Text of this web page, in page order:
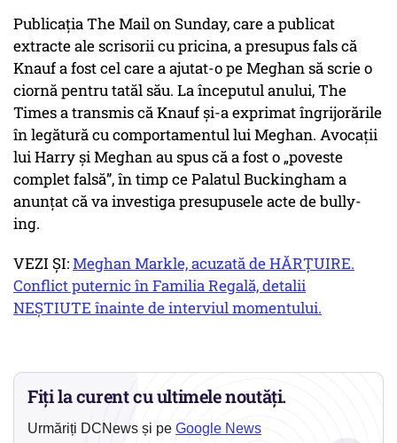
Publicația The Mail on Sunday, care a publicat
extracte ale scrisorii cu pricina, a presupus fals că
Knauf a fost cel care a ajutat-o pe Meghan să scrie o
ciornă pentru tatăl său. La începutul anului, The
Times a transmis că Knauf și-a exprimat îngrijorările
în legătură cu comportamentul lui Meghan. Avocații
lui Harry și Meghan au spus că a fost o „poveste
complet falsă”, în timp ce Palatul Buckingham a
anunțat că va investiga presupusele acte de bully-
ing.
VEZI ȘI:Meghan Markle, acuzată de HĂRȚUIRE.
Conflict puternic în Familia Regală, detalii
NEȘTIUTE înainte de interviul momentului.
Fiți la curent cu ultimele noutăți.
Urmăriți DCNews și pe Google News